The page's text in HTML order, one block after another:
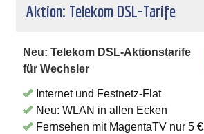
Aktion: Telekom DSL-Tarife
Neu: Telekom DSL-Aktionstarife
für Wechsler
Internet und Festnetz-Flat
Neu: WLAN in allen Ecken
Fernsehen mit MagentaTV nur 5 €